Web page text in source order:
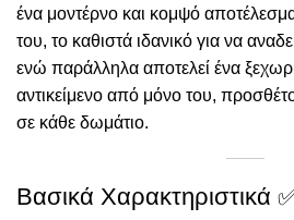
ένα μοντέρνο και κομψό
του, το καθιστά ιδανικό για να
ενώ παράλληλα αποτελεί ένα
αντικείμενο από μόνο του,
σε κάθε δωμάτιο.
Βασικά Χαρακτηριστικά